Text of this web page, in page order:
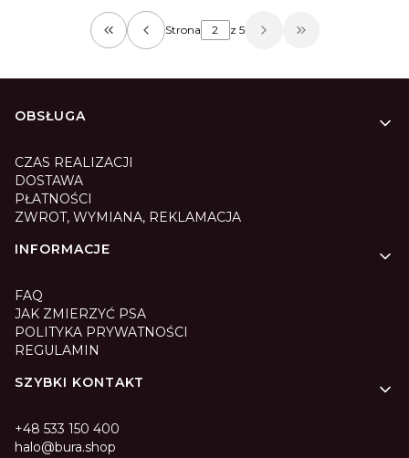
Wróć do pierwszej strony z produktami
Strona z 5 Przejdź do
Linki w stopce
OBSŁUGA
CZAS REALIZACJI
DOSTAWA
PŁATNOŚCI
ZWROT, WYMIANA, REKLAMACJA
INFORMACJE
FAQ
JAK ZMIERZYĆ PSA
POLITYKA PRYWATNOŚCI
REGULAMIN
SZYBKI KONTAKT
+48 533 150 400
halo@bura.shop